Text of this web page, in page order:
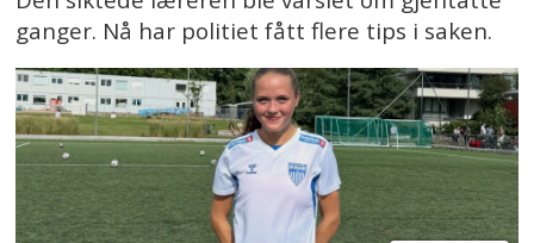
ganger. Nå har politiet fått flere tips i saken.